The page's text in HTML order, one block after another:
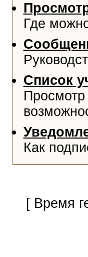
Где
Список
Просмотр
Как
[ Время